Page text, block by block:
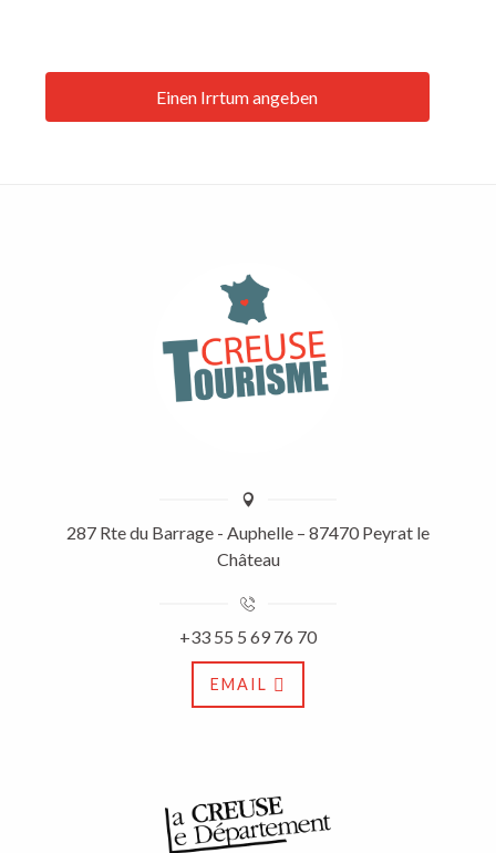
Einen Irrtum angeben
287 Rte du Barrage - Auphelle – 87470 Peyrat le
Château
+33 55 5 69 76 70
EMAIL